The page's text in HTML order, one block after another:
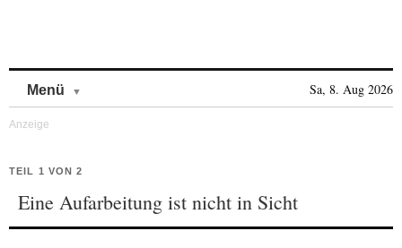
Menü Sa, 8. Aug 2026
TEIL 1 VON 2
Eine Aufarbeitung ist nicht in Sicht